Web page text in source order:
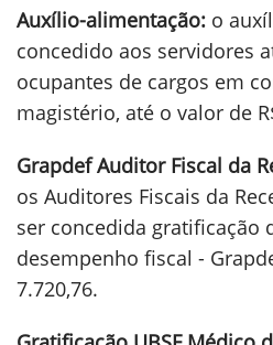
Auxílio-alimentação: o
concedido aos servidores
ocupantes de cargos em
magistério, até o valor de
Grapdef Auditor Fiscal da
os Auditores Fiscais da
ser concedida gratificação
desempenho fiscal -
7.720,76.